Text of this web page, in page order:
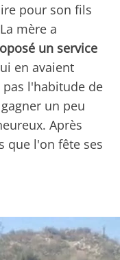
pour son fils
mère a
un service
en avaient
l'habitude de
un peu
Après
que l'on fête ses